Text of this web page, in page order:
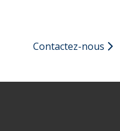
Contactez-nous